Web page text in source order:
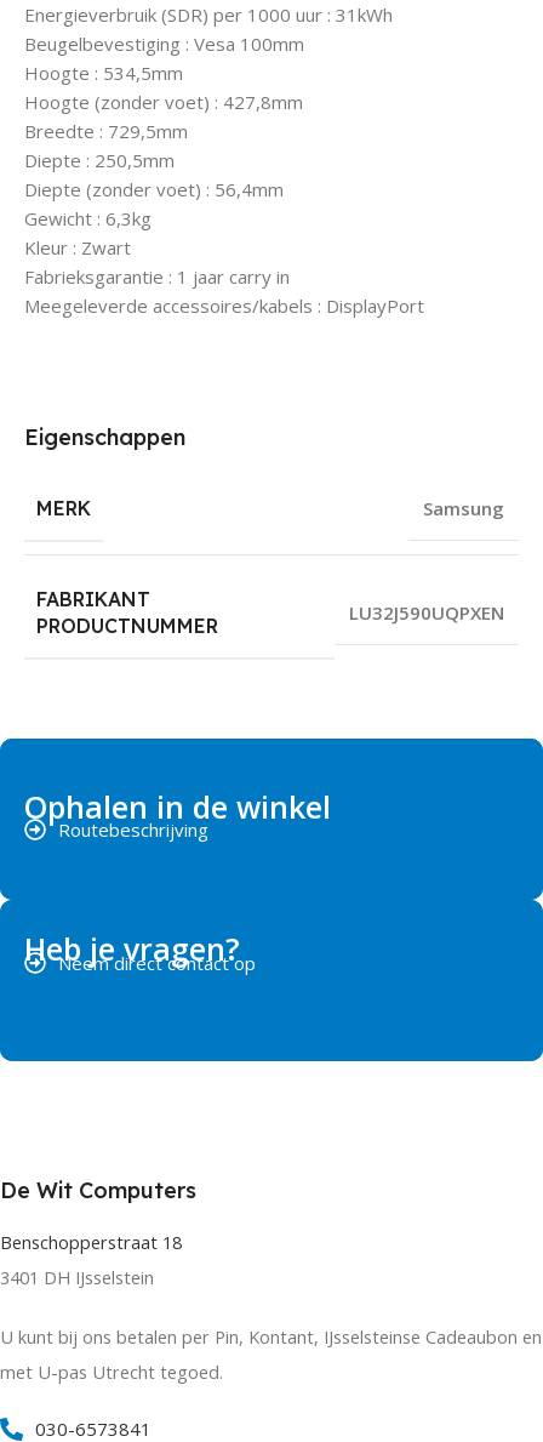
Energieverbruik (SDR) per 1000 uur : 31kWh
Beugelbevestiging : Vesa 100mm
Hoogte : 534,5mm
Hoogte (zonder voet) : 427,8mm
Breedte : 729,5mm
Diepte : 250,5mm
Diepte (zonder voet) : 56,4mm
Gewicht : 6,3kg
Kleur : Zwart
Fabrieksgarantie : 1 jaar carry in
Meegeleverde accessoires/kabels : DisplayPort
Eigenschappen
MERK Samsung
FABRIKANT
PRODUCTNUMMER
LU32J590UQPXEN
Ophalen in de winkel
Routebeschrijving
Heb je vragen?
Neem direct contact op
De Wit Computers
Benschopperstraat 18
3401 DH IJsselstein
U kunt bij ons betalen per Pin, Kontant, IJsselsteinse Cadeaubon en
met U-pas Utrecht tegoed.
030-6573841